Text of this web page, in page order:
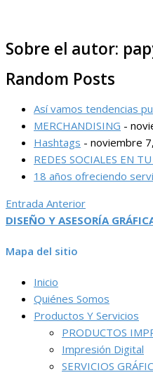
Sobre el autor:
Random Posts
Así vamos tendencias
MERCHANDISING -
Hashtags - noviembre
REDES SOCIALES EN
18 años ofreciendo
Entrada Anterior
DISEÑO Y ASESORÍA
Mapa del sitio
Inicio
Quiénes Somos
Productos Y Servicios
PRODUCTOS
Impresión Digital
SERVICIOS